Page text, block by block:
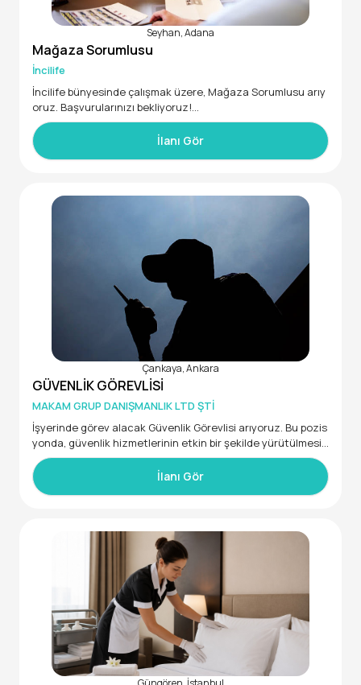
Seyhan, Adana
Mağaza Sorumlusu
İncilife
İncilife bünyesinde çalışmak üzere, Mağaza Sorumlusu arıy
oruz. Başvurularınızı bekliyoruz!
• 20 - 28 yaş aralığında
Online satış için ürün çekimi yapacak reels videosu hazırlay
abilecek arkadaş arıyoruz
İlanı Gör
Çankaya, Ankara
GÜVENLİK GÖREVLİSİ
MAKAM GRUP DANIŞMANLIK LTD ŞTİ
İşyerinde görev alacak Güvenlik Görevlisi arıyoruz. Bu pozis
yonda, güvenlik hizmetlerinin etkin bir şekilde yürütülmesi,
disiplinli ve dikkatli adayları ekibimize katılmaya davet ediyo
ruz.
Güvenlik sertifikasına sahip olmak
B sınıfı sürücü belgesine sahip olmak
İşyerinde çalışma koşullarına uyum sağlayabilmek
Güçlü iletişim ve problem çözme becerilerine sahip olmak
Fiziksel dayanıklılık ve dikkatli çalışma yeteneği
Takım çalışmasına yatkınlık ve işbirliği yapabilme becerisi
İlanı Gör